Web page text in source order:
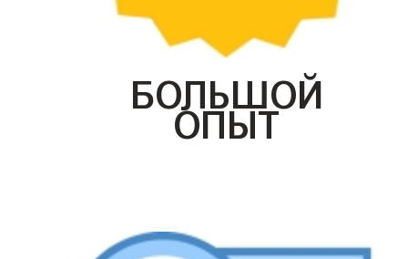
БОЛЬШОЙ
ОПЫТ